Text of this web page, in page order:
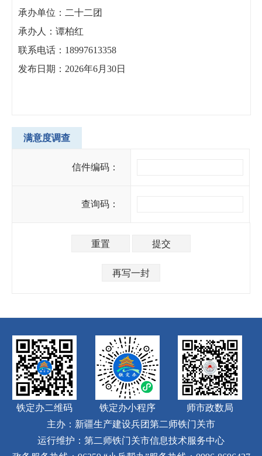
承办单位：二十二团
承办人：谭柏红
联系电话：18997613358
发布日期：2026年6月30日
满意度调查
信件编码：
查询码：
铁定办二维码 铁定办小程序
师市政数局
主办：新疆生产建设兵团第二师铁门关市
运行维护：第二师铁门关市信息技术服务中心